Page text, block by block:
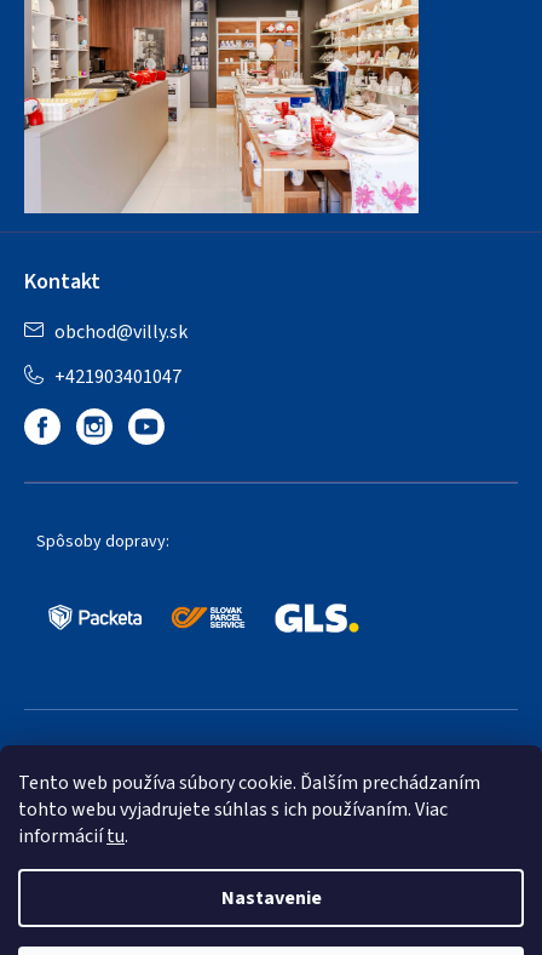
Tento web používa súbory cookie. Ďalším prechádzaním
tohto webu vyjadrujete súhlas s ich používaním. Viac
informáciítu.
Nastavenie
Kontakt
obchod@villy.sk
+421903401047
Spôsoby dopravy:
Vytvoril Shoptet Premium